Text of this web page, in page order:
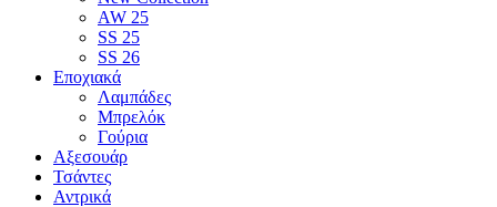
AW 25
SS 25
SS 26
Εποχιακά
Λαμπάδες
Μπρελόκ
Γούρια
Αξεσουάρ
Τσάντες
Αντρικά